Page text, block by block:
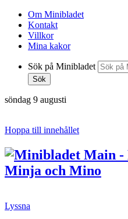
Om Minibladet
Kontakt
Villkor
Mina kakor
Sök på Minibladet
Sök
söndag 9 augusti
Hoppa till innehållet
Lyssna